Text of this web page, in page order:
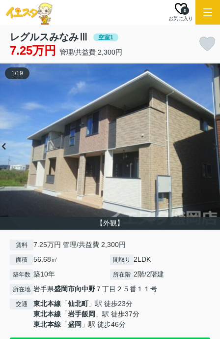
お気に入り
0
レグルスみなみⅢ 空室1
7.25万円 管理/共益費 2,300円
【外観】
1/19
賃料 7.25万円 管理/共益費 2,300円
面積 56.68㎡ 間取り 2LDK
築年数 築10年 所在階 2階/2階建
所在地 岩手県盛岡市向中野 ７丁目２５番１１号
交通 東北本線 「仙北町」駅 徒歩23分
東北本線 「岩手飯岡 」駅 徒歩37分
東北本線 「盛岡 」駅 徒歩46分